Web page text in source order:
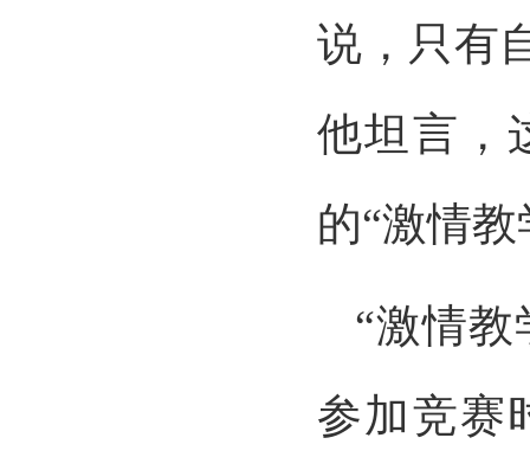
说，只有
他坦言，
的“激情
“激情
参加竞赛